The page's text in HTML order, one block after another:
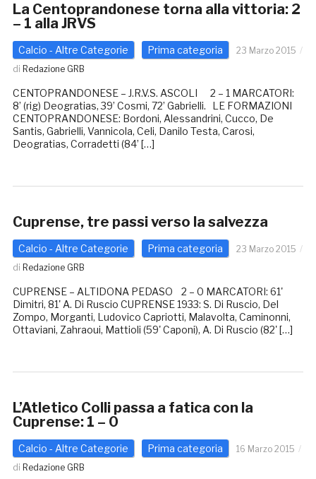
La Centoprandonese torna alla vittoria: 2
– 1 alla JRVS
Calcio - Altre Categorie Prima categoria
23 Marzo 2015
di Redazione GRB
CENTOPRANDONESE – J.R.V.S. ASCOLI 2 – 1 MARCATORI:
8’ (rig) Deogratias, 39’ Cosmi, 72’ Gabrielli. LE FORMAZIONI
CENTOPRANDONESE: Bordoni, Alessandrini, Cucco, De
Santis, Gabrielli, Vannicola, Celi, Danilo Testa, Carosi,
Deogratias, Corradetti (84’ […]
Cuprense, tre passi verso la salvezza
Calcio - Altre Categorie Prima categoria
23 Marzo 2015
di Redazione GRB
CUPRENSE – ALTIDONA PEDASO 2 – 0 MARCATORI: 61'
Dimitri, 81' A. Di Ruscio CUPRENSE 1933: S. Di Ruscio, Del
Zompo, Morganti, Ludovico Capriotti, Malavolta, Caminonni,
Ottaviani, Zahraoui, Mattioli (59' Caponi), A. Di Ruscio (82' […]
L’Atletico Colli passa a fatica con la
Cuprense: 1 – 0
Calcio - Altre Categorie Prima categoria
16 Marzo 2015
di Redazione GRB